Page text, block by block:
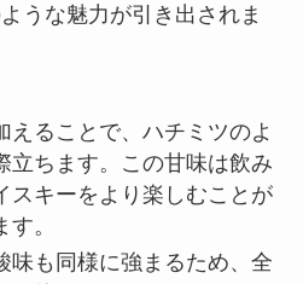
うな魅力が引き出されま
えることで、ハチミツのよ
立ちます。この甘味は飲み
スキーをより楽しむことが
。
味も同様に強まるため、全